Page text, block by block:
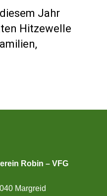
Jahr
Hitzewelle
Robin – VFG
Margreid